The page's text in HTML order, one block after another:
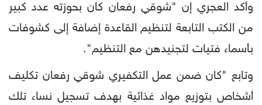
وأكد العجري إن "شوقي رفعان كان بحوزته عدد كبير
من الكتب التابعة لتنظيم القاعدة إضافة إلى كشوفات
بأسماء فتيات لتجنيدهن مع التنظيم".
وتابع "كان ضمن عمل التكفيري شوقي رفعان تكليف
أشخاص بتوزيع مواد غذائية بهدف تسجيل نساء تلك